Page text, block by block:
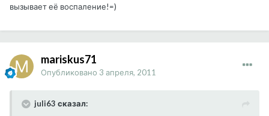
вызывает её воспаление!=)
mariskus71
Опубликовано 3 апреля, 2011
juli63 сказал: